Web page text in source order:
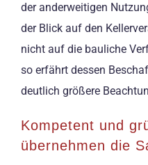
der anderweitigen
der Blick auf den
nicht auf die bauliche
so erfährt dessen
deutlich größere
Kompetent und
übernehmen die